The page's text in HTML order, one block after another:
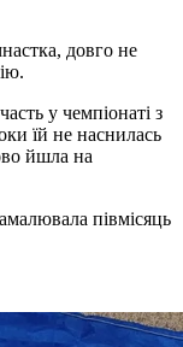
довго не
у чемпіонаті з
їй не наснилась
йшла на
півмісяць